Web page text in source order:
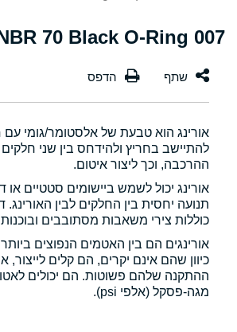
007 NBR 70 Black O-Ring
אורינג הוא טבעת של אלסטומר/גומי עם
להתיישב בחריץ ולהידחס בין שני
ההרכבה, וכך ליצור איטום.
אורינג יכול לשמש ביישומים סטטיים או
תנועה יחסית בין החלקים לבין האורינג.
כוללות צירי משאבות מסתובבים ובוכנות
אורינגים הם בין האטמים הנפוצים
כיוון שהם אינם יקרים, הם קלים לייצור,
ההתקנה שלהם פשוטות. הם יכולים
מגה-פסקל (אלפי psi).